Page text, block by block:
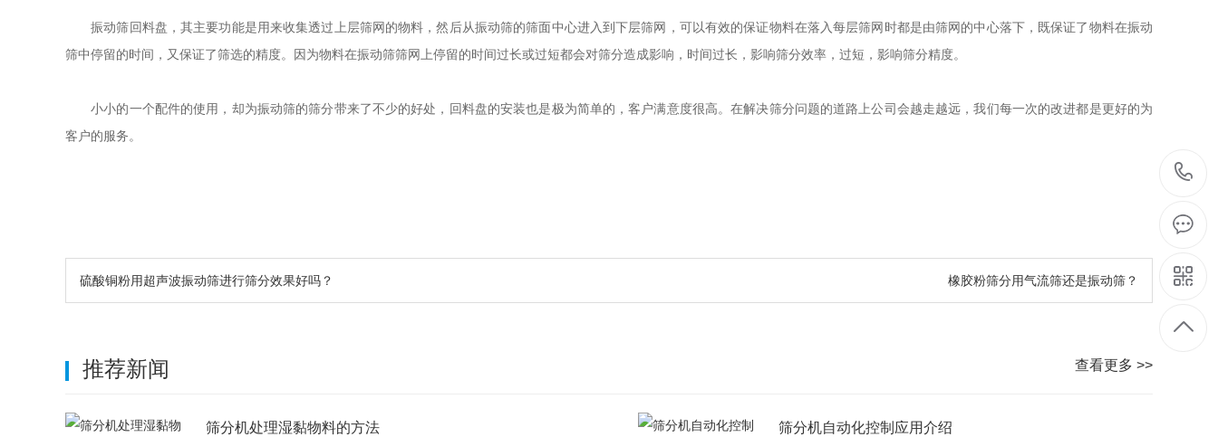
振动筛回料盘，其主要功能是用来收集透过上层筛网的物料，然后从振动筛的筛面中心进入到下层筛网，可以有效的保证物料在落入每层筛网时都是由筛网的中心落下，既保证了物料在振动
筛中停留的时间，又保证了筛选的精度。因为物料在振动筛筛网上停留的时间过长或过短都会对筛分造成影响，时间过长，影响筛分效率，过短，影响筛分精度。
小小的一个配件的使用，却为振动筛的筛分带来了不少的好处，回料盘的安装也是极为简单的，客户满意度很高。在解决筛分问题的道路上公司会越走越远，我们每一次的改进都是更好的为
客户的服务。
硫酸铜粉用超声波振动筛进行筛分效果好吗？ 橡胶粉筛分用气流筛还是振动筛？
查看更多 >>
推荐新闻
筛分机处理湿黏物料的方法 筛分机自动化控制应用介绍